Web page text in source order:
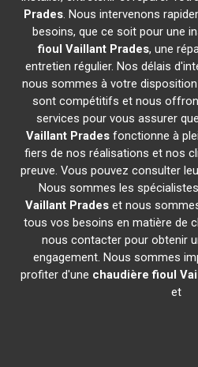
Prades. Nous intervenons
besoins, que ce soit pour une
fioul Vaillant Prades, une
entretien régulier. Nos délais
nous sommes à votre
sont compétitifs et nous
services pour vous assurer
Vaillant Pradesfonctionne à
fiers de nos réalisations et nos
preuve. Vous pouvez consulter
Nous sommes les
Vaillant Prades et nous
tous vos besoins en matière de
nous contacter pour obtenir
engagement. Nous sommes
profiter d'une chaudière fioul
et